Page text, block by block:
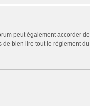
peut également accorder
de bien lire tout le règlement